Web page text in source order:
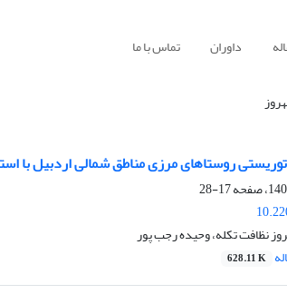
داوران تماس با ما
روستاهای مرزی مناطق شمالی اردبیل با
17-28
نظافت تکله، وحیده رجب پور
628.11 K